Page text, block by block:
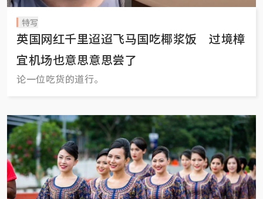
特写
英国网红千里迢迢飞马国吃椰浆饭 过境樟
宜机场也意思意思尝了
论一位吃货的道行。